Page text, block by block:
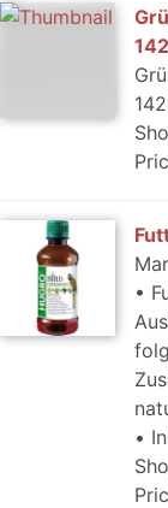
•
•